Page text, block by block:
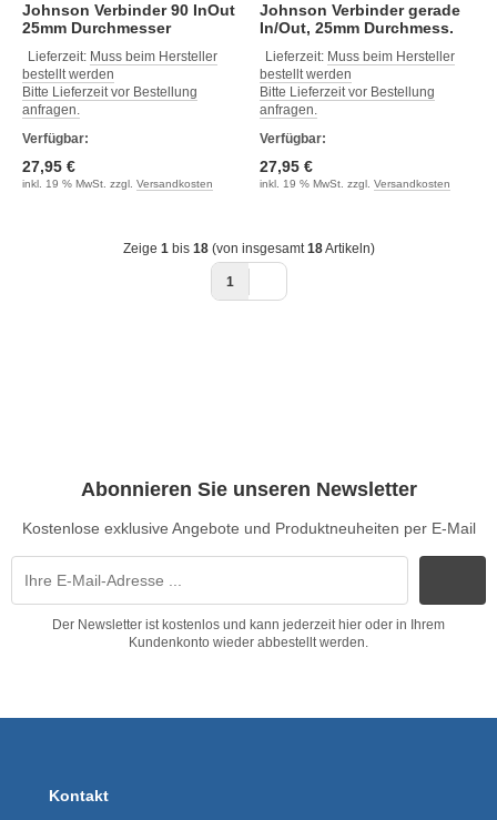
Johnson Verbinder 90 InOut
25mm Durchmesser
Lieferzeit: Muss beim Hersteller
bestellt werden
Bitte Lieferzeit vor Bestellung
anfragen.
Verfügbar:
27,95 €
inkl. 19 % MwSt. zzgl. Versandkosten
Johnson Verbinder gerade
In/Out, 25mm Durchmess.
Lieferzeit: Muss beim Hersteller
bestellt werden
Bitte Lieferzeit vor Bestellung
anfragen.
Verfügbar:
27,95 €
inkl. 19 % MwSt. zzgl. Versandkosten
Zeige 1bis 18(von insgesamt18Artikeln)
1
Abonnieren Sie unseren Newsletter
Kostenlose exklusive Angebote und Produktneuheiten per E-Mail
Der Newsletter ist kostenlos und kann jederzeit hier oder in Ihrem
Kundenkonto wieder abbestellt werden.
Kontakt